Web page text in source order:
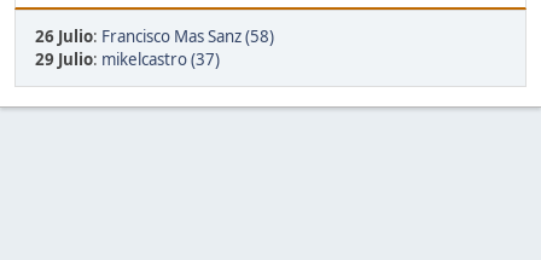
26 Julio: Francisco Mas Sanz (58)
29 Julio: mikelcastro (37)